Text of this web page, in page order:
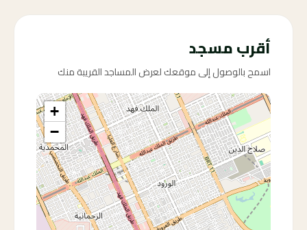
أقرب مسجد
اسمح بالوصول إلى موقعك لعرض المساجد القريبة منك
+
−